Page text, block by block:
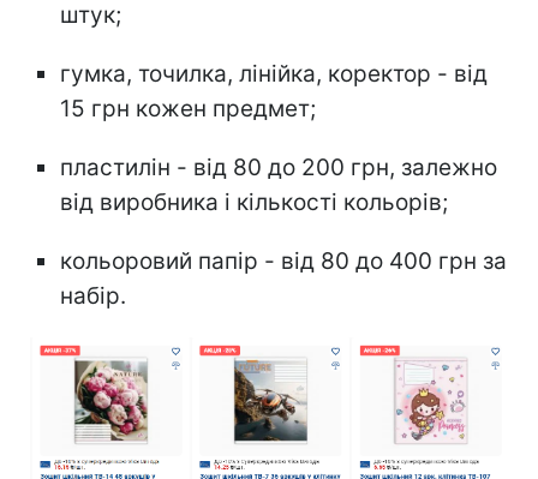
штук;
гумка, точилка, лінійка, коректор - від
15 грн кожен предмет;
пластилін - від 80 до 200 грн, залежно
від виробника і кількості кольорів;
кольоровий папір - від 80 до 400 грн за
набір.